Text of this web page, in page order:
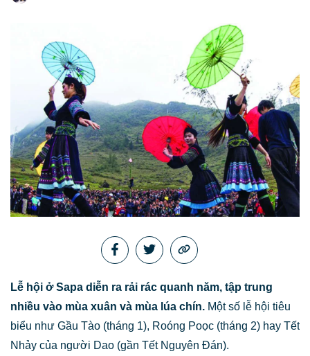
Lễ hội ở Sapa diễn ra rải rác quanh năm, tập trung
nhiều vào mùa xuân và mùa lúa chín. Một số lễ hội tiêu
biểu như Gầu Tào (tháng 1), Roóng Poọc (tháng 2) hay Tết
Nhảy của người Dao (gần Tết Nguyên Đán).